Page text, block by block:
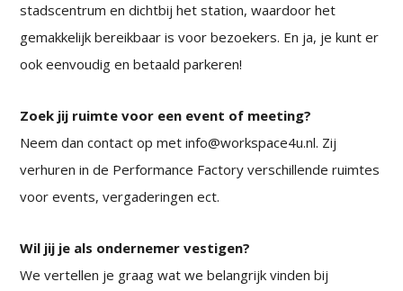
stadscentrum en dichtbij het station, waardoor het
gemakkelijk bereikbaar is voor bezoekers. En ja, je kunt er
ook eenvoudig en betaald parkeren!
Zoek jij ruimte voor een event of meeting?
Neem dan contact op met info@workspace4u.nl. Zij
verhuren in de Performance Factory verschillende ruimtes
voor events, vergaderingen ect.
Wil jij je als ondernemer vestigen?
We vertellen je graag wat we belangrijk vinden bij